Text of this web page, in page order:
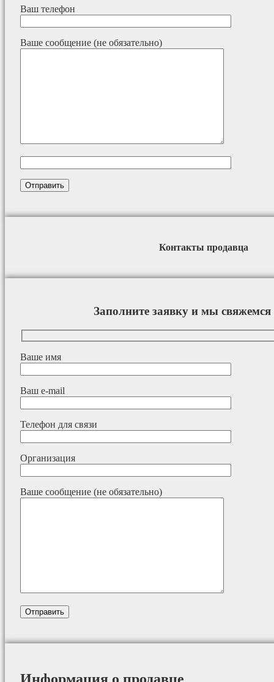
Ваш телефон
Ваше сообщение (не обязательно)
Контакты продавца
Заполните заявку и мы
Ваше имя
Ваш e-mail
Телефон для связи
Организация
Ваше сообщение (не обязательно)
Информация о продавце